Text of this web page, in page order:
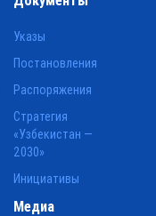
Указы
Постановления
Распоряжения
Стратегия
«Узбекистан —
2030»
Инициативы
Медиа